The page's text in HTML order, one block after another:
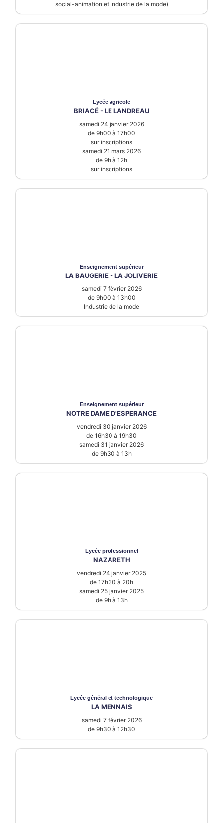
social-animation et industrie de la mode)
Lycée agricole
BRIACÉ - LE LANDREAU
samedi 24 janvier 2026
de 9h00 à 17h00
sur inscriptions
samedi 21 mars 2026
de 9h à 12h
sur inscriptions
Enseignement supérieur
LA BAUGERIE - LA JOLIVERIE
samedi 7 février 2026
de 9h00 à 13h00
Industrie de la mode
Enseignement supérieur
NOTRE DAME D'ESPERANCE
vendredi 30 janvier 2026
de 16h30 à 19h30
samedi 31 janvier 2026
de 9h30 à 13h
Lycée professionnel
NAZARETH
vendredi 24 janvier 2025
de 17h30 à 20h
samedi 25 janvier 2025
de 9h à 13h
Lycée général et technologique
LA MENNAIS
samedi 7 février 2026
de 9h30 à 12h30